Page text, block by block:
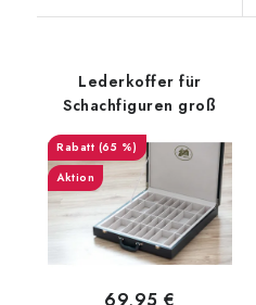
Lederkoffer für
Schachfiguren groß
(65 %)
Aktion